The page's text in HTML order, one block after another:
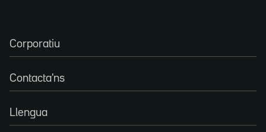
Corporatiu
Contacta'ns
Llengua